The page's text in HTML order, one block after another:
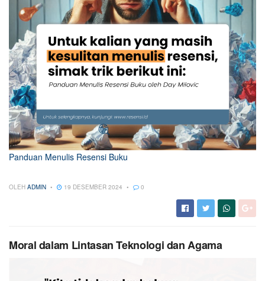
Panduan Menulis Resensi Buku
OLEH ADMIN 19 DESEMBER 2024 0
Moral dalam Lintasan Teknologi dan Agama